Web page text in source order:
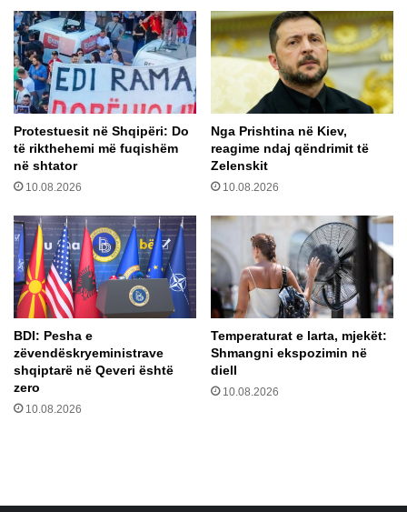
.
5
m
e
t
r
a
l
e
n
K
u
r
i
t
n
ë
u
v
e
n
d
k
j
ë
Protestuesit në Shqipëri: Do
të rikthehemi më fuqishëm
në shtator
10.08.2026
Nga Prishtina në Kiev,
reagime ndaj qëndrimit të
Zelenskit
10.08.2026
BDI: Pesha e
zëvendëskryeministrave
shqiptarë në Qeveri është
zero
10.08.2026
Temperaturat e larta, mjekët:
Shmangni ekspozimin në
diell
10.08.2026